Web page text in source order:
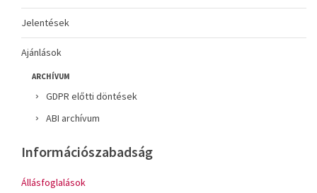
Jelentések
Ajánlások
ARCHÍVUM
GDPR előtti döntések
ABI archívum
Információszabadság
Állásfoglalások